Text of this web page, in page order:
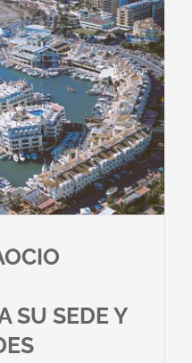
INVITADA
POR
PEDRO
CAMPOS
A
CONOCER
EL
CENTRO
DE
SU SEDE Y